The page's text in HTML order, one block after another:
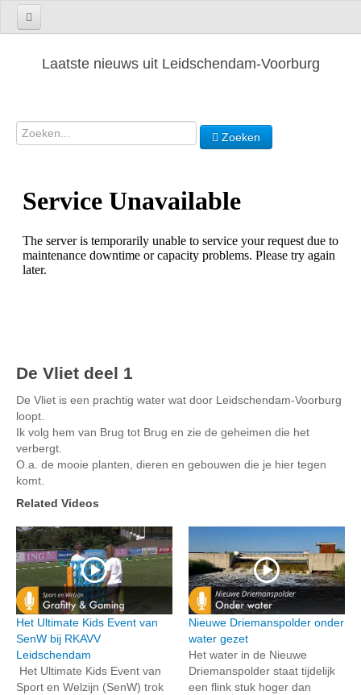
Laatste nieuws uit Leidschendam-Voorburg
Zoeken
De Vliet deel 1
De Vliet is een prachtig water wat door Leidschendam-Voorburg
loopt.
Ik volg hem van Brug tot Brug en zie de geheimen die het
verbergt.
O.a. de mooie planten, dieren en gebouwen die je hier tegen
komt.
Related Videos
Het Ultimate Kids Event van
SenW bij RKAVV
Leidschendam
Het Ultimate Kids Event van
Sport en Welzijn (SenW) trok
Nieuwe Driemanspolder onder
water gezet
Het water in de Nieuwe
Driemanspolder staat tijdelijk
een flink stuk hoger dan